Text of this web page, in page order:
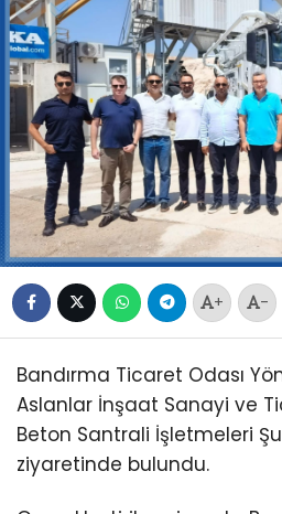
+ -
Bandırma Ticaret Odası
Aslanlar İnşaat Sanayi ve
Beton Santrali İşletmeleri
ziyaretinde bulundu.